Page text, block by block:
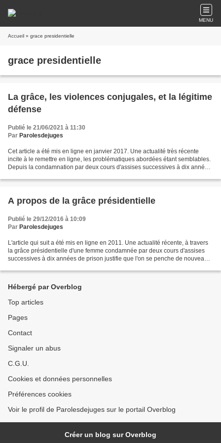
MENU
Accueil » grace presidentielle
grace presidentielle
La grâce, les violences conjugales, et la légitime
défense
Publié le 21/06/2021 à 11:30
Par Parolesdejuges
Cet article a été mis en ligne en janvier 2017. Une actualité très récente
incite à le remettre en ligne, les problématiques abordées étant semblables.
Depuis la condamnation par deux cours d'assises successives à dix années
A propos de la grâce présidentielle
Publié le 29/12/2016 à 10:09
Par Parolesdejuges
L'article qui suit a été mis en ligne en 2011. Une actualité récente, à travers
la grâce présidentielle d'une femme condamnée par deux cours d'assises
successives à dix années de prison justifie que l'on se penche de nouveau
Hébergé par Overblog
Top articles
Pages
Contact
Signaler un abus
C.G.U.
Cookies et données personnelles
Préférences cookies
Voir le profil de Parolesdejuges sur le portail Overblog
Créer un blog sur Overblog